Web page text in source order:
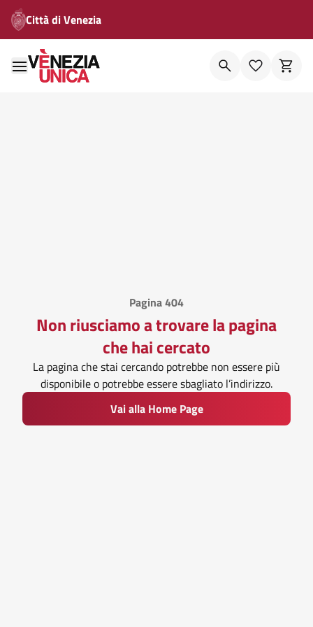
Città di Venezia
Pagina 404
Non riusciamo a trovare la pagina
che hai cercato
La pagina che stai cercando potrebbe non essere più
disponibile o potrebbe essere sbagliato l’indirizzo.
Vai alla Home Page